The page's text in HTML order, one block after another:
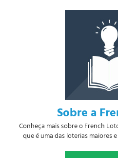
Sobre a
Conheça mais sobre o French
que é uma das loterias maiores